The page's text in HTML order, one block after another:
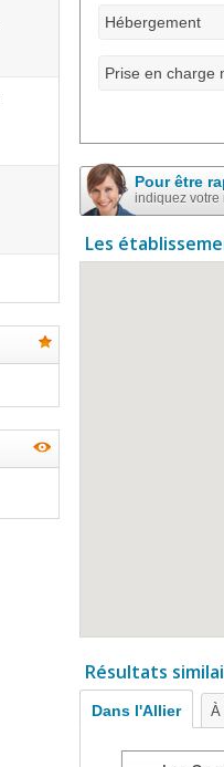
Hébergement
Prise en charge
Pour être
indiquez votre
Les
Résultats
Dans l'Allier À